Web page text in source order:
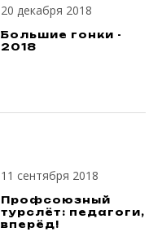
20 декабря 2018
Большие гонки -
2018
11 сентября 2018
Профсоюзный
турслёт: педагоги,
вперёд!